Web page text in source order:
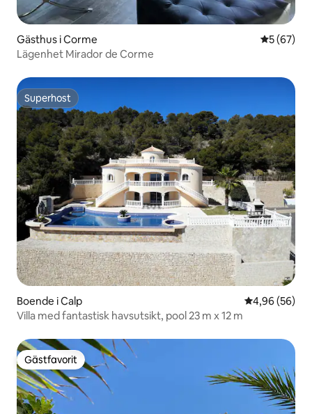
Gästhus i Corme 5 av 5 i
5 (67)
Lägenhet Mirador de Corme
Superhost
Superhost
Boende i Calp 4,96 av 5 i
4,96 (56)
Villa med fantastisk havsutsikt, pool 23 m x 12 m
Gästfavorit
Gästfavorit